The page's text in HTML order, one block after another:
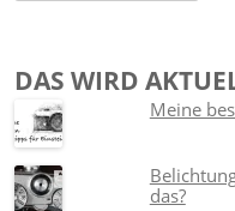
DAS WIRD
Meine
das?